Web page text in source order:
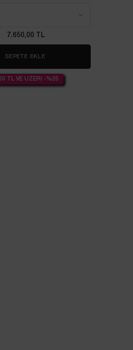
SAÇ VE VÜCUT SPREYİ
7.650,00 TL
SEPETE EKLE
TL VE ÜZERİ -%25